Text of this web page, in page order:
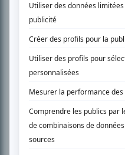
télévision» a d’abord oeuvré au
spécialité: la télé québécoise. On
l’actualité télévisuelle au 98,5.